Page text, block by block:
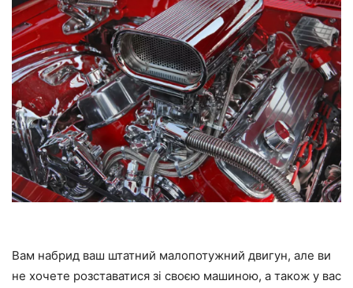
Вам набрид ваш штатний малопотужний двигун, але ви
не хочете розставатися зі своєю машиною, а також у вас